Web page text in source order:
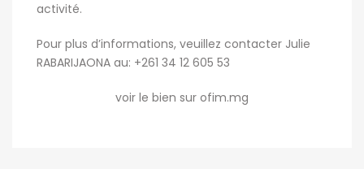
activité.
Pour plus d’informations, veuillez contacter Julie
RABARIJAONA au: +261 34 12 605 53
voir le bien sur ofim.mg